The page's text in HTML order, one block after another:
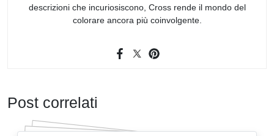
descrizioni che incuriosiscono, Cross rende il mondo del
colorare ancora più coinvolgente.
Post correlati